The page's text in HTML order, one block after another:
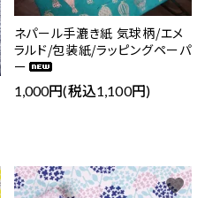
ネパール手漉き紙 気球柄/エメ
ラルド/包装紙/ラッピングペーパ
ー
1,000円(税込1,100円)
favorite